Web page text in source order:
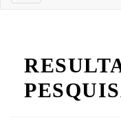
navigation